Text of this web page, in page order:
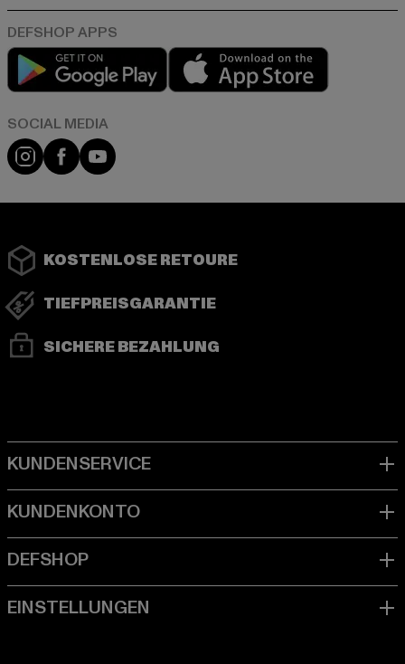
Play market
Instagram
FacebookYouTube
KOSTENLOSE RETOURE
TIEFPREISGARANTIE
SICHERE BEZAHLUNG